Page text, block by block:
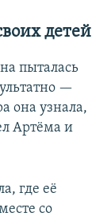
детей
пыталась
—
она узнала,
Артёма и
где её
со